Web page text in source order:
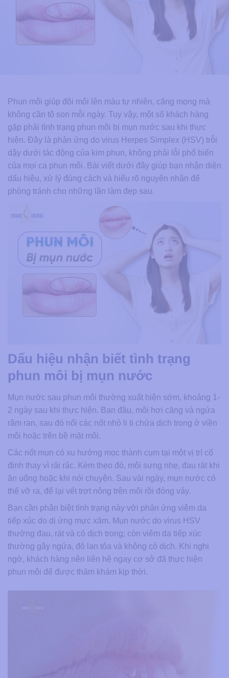
Phun môi giúp đôi môi lên màu tự nhiên, căng mọng mà
không cần tô son mỗi ngày. Tuy vậy, một số khách hàng
gặp phải tình trạng phun môi bị mụn nước sau khi thực
hiện. Đây là phản ứng do virus Herpes Simplex (HSV) trỗi
dậy dưới tác động của kim phun, không phải lỗi phổ biến
của mọi ca phun môi. Bài viết dưới đây giúp bạn nhận diện
dấu hiệu, xử lý đúng cách và hiểu rõ nguyên nhân để
phòng tránh cho những lần làm đẹp sau.
Dấu hiệu nhận biết tình trạng
phun môi bị mụn nước
Mụn nước sau phun môi thường xuất hiện sớm, khoảng 1-
2 ngày sau khi thực hiện. Ban đầu, môi hơi căng và ngứa
râm ran, sau đó nổi các nốt nhỏ li ti chứa dịch trong ở viền
môi hoặc trên bề mặt môi.
Các nốt mụn có xu hướng mọc thành cụm tại một vị trí cố
định thay vì rải rác. Kèm theo đó, môi sưng nhẹ, đau rát khi
ăn uống hoặc khi nói chuyện. Sau vài ngày, mụn nước có
thể vỡ ra, để lại vết trợt nông trên môi rồi đóng vảy.
Bạn cần phân biệt tình trạng này với phản ứng viêm da
tiếp xúc do dị ứng mực xăm. Mụn nước do virus HSV
thường đau, rát và có dịch trong; còn viêm da tiếp xúc
thường gây ngứa, đỏ lan tỏa và không có dịch. Khi nghi
ngờ, khách hàng nên liên hệ ngay cơ sở đã thực hiện
phun môi để được thăm khám kịp thời.